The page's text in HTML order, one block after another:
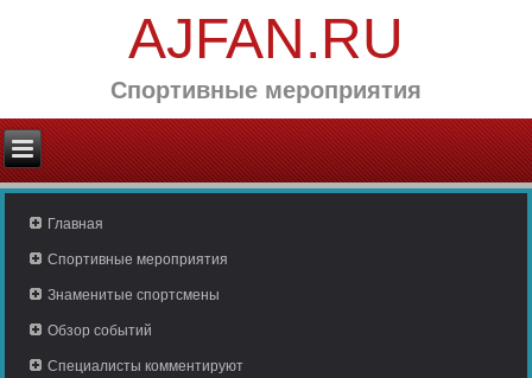
AJFAN.RU
Спортивные мероприятия
Главная
Спортивные мероприятия
Знаменитые спортсмены
Обзор событий
Специалисты комментируют